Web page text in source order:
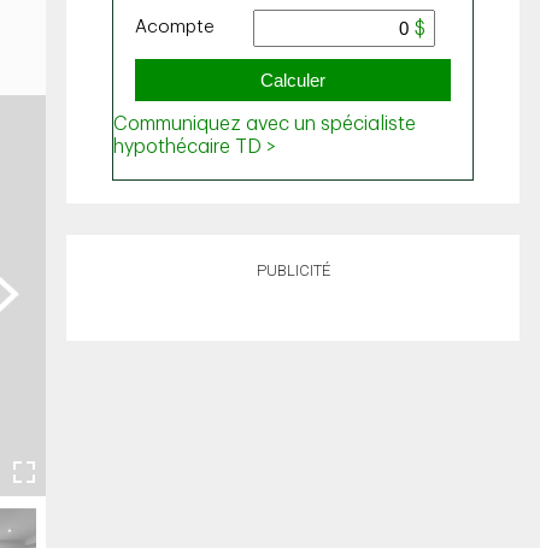
PUBLICITÉ